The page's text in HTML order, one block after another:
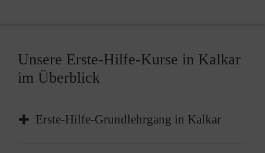
Unsere Erste-Hilfe-Kurse in Kalkar
im Überblick
Erste-Hilfe-Grundlehrgang in Kalkar